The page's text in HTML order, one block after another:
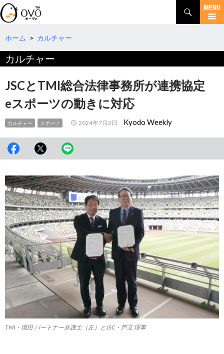
検
索
コ
テ
ツ
へ
動
ホーム > カルチャー
カルチャー
JSCとTMI総合法律事務所が連携協定
eスポーツの動きに対応
カルチャー スポーツ 2024年7月2日 Kyodo Weekly
TMI・境田 パートナー弁護士（左）とJSC・芦立 理事